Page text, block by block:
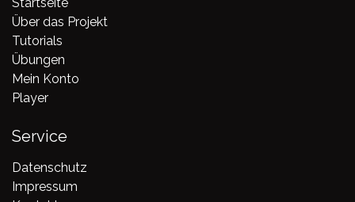
Über das Projekt
Tutorials
Übungen
Mein Konto
Player
Service
Datenschutz
Impressum